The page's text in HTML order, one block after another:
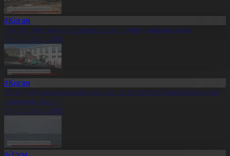
#Қоғам
Құс еті мен тауық жұмыртқасын өндіру қарқын алды
07.08.2026, 10:05
#Қоғам
Жетісу облысында қайтарылған активтер есебінен екі мектеп
салынып жатыр
07.08.2026, 10:05